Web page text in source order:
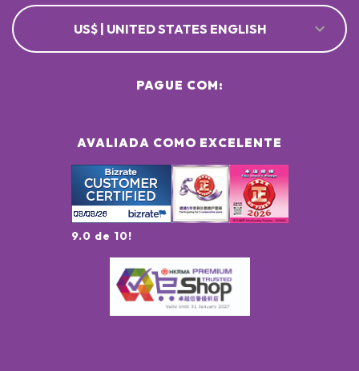
US$ | UNITED STATES ENGLISH
AVALIADA COMO EXCELENTE
9.0 de 10!
PAGUE COM: